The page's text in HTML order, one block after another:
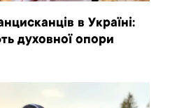
в Україні:
духовної опори